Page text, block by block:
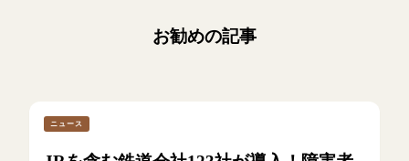
お勧めの記事
ニュース